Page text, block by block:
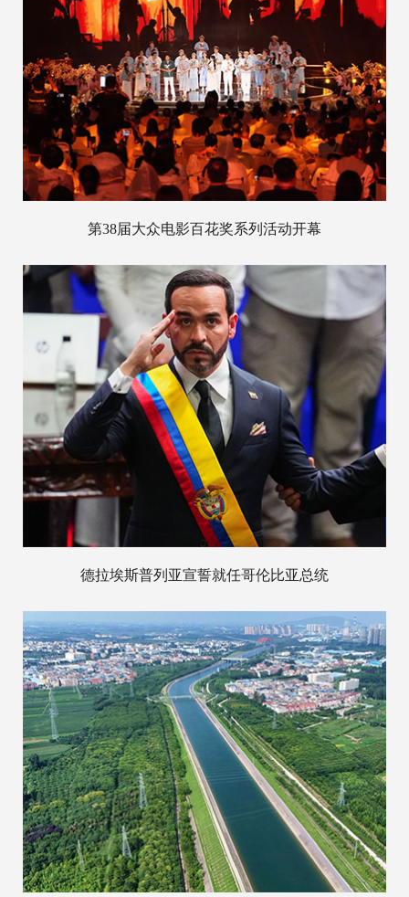
第38届大众电影百花奖系列活动开幕
德拉埃斯普列亚宣誓就任哥伦比亚总统